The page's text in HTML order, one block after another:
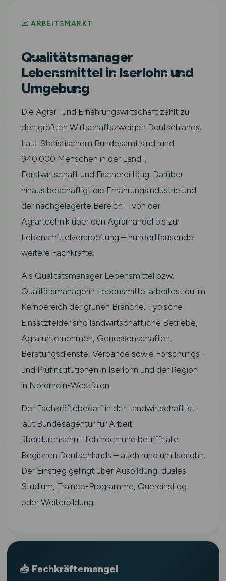
📈 ARBEITSMARKT
Qualitätsmanager
Lebensmittel in Iserlohn und
Umgebung
Die Agrar- und Ernährungswirtschaft zählt zu
den größten Wirtschaftszweigen Deutschlands.
Laut Statistischem Bundesamt sind rund
940.000 Menschen in der Land-,
Forstwirtschaft und Fischerei tätig. Darüber
hinaus beschäftigt die Ernährungsindustrie und
der nachgelagerte Bereich – von der
Agrartechnik über den Agrarhandel bis zur
Lebensmittelverarbeitung – hunderttausende
weitere Fachkräfte.
Als Qualitätsmanager Lebensmittel bzw.
Qualitätsmanagerin Lebensmittel arbeitest du im
Kernbereich der grünen Branche. Typische
Einsatzfelder sind landwirtschaftliche Betriebe,
Agrarunternehmen, Genossenschaften,
Beratungsdienste, Verbände sowie Forschungs-
und Prüfinstitutionen in Iserlohn und der Region
in Nordrhein-Westfalen.
Der Fachkräftebedarf in der Landwirtschaft ist
laut Bundesagentur für Arbeit
überdurchschnittlich hoch und betrifft alle
Regionen Deutschlands – auch rund um Iserlohn.
Der Einstieg gelingt über Ausbildung, duales
Studium, Trainee-Programme, Quereinstieg
oder Weiterbildung.
📥 Fachkräftemangel